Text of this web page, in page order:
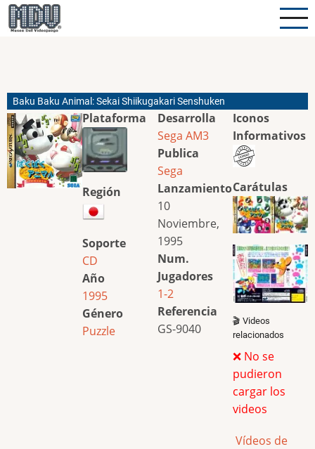
Pasar
al
Baku Baku Animal: Sekai Shiikugakari Senshuken
Plataforma
Región
Soporte
CD
Año
1995
Género
Puzzle
Desarrolla
Sega AM3
Publica
Sega
Lanzamiento
10
Noviembre,
1995
Num.
Jugadores
1-2
Referencia
GS-9040
Iconos
Informativos
Carátulas
🎬 Videos
relacionados
❌ No se
pudieron
cargar los
videos
Vídeos de